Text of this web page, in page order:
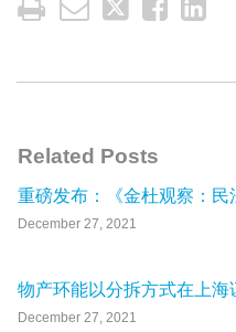
Related Posts
重磅发布：《金杜观察：民
December 27, 2021
物产环能以分拆方式在上海
December 27, 2021